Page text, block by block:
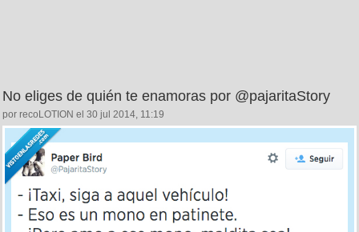
No eliges de quién te enamoras por @pajaritaStory
por recoLOTION el 30 jul 2014, 11:19